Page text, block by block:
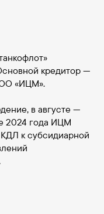
кредитор —
«ИЦМ».
в августе —
2024 года ИЦМ
к субсидиарной